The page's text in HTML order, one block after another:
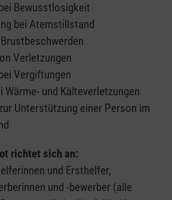
Bewusstlosigkeit
bei Atemstillstand
Verletzungen
Vergiftungen
Wärme- und Kälteverletzungen
Unterstützung einer Person im
richtet sich an:
und Ersthelfer,
und -bewerber (alle